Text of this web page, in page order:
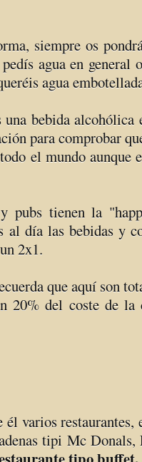
siempre os
agua en general
agua
bebida alcohólica
para comprobar
el mundo aunque
pubs tienen la
al día las bebidas y
2x1.
que aquí son
20% del coste de la
varios restaurantes,
tipi Mc